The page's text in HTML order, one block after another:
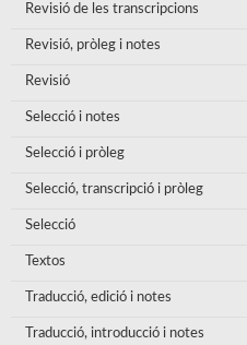
Revisió de les transcripcions
Revisió, pròleg i notes
Revisió
Selecció i notes
Selecció i pròleg
Selecció, transcripció i pròleg
Selecció
Textos
Traducció, edició i notes
Traducció, introducció i notes